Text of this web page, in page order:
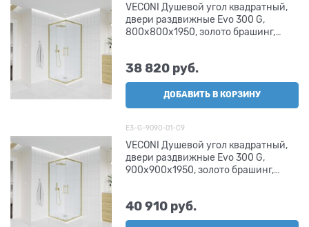
VECONI Душевой угол квадратный,
двери раздвижные Evo 300 G,
800х800x1950, золото брашинг,
38 820 руб.
ДОБАВИТЬ В КОРЗИНУ
E3-G-9090-01-C9
VECONI Душевой угол квадратный,
двери раздвижные Evo 300 G,
900х900x1950, золото брашинг,
40 910 руб.